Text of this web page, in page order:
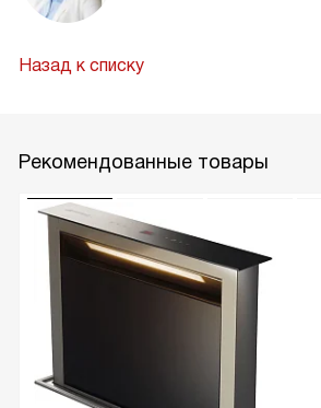
Назад к списку
Рекомендованные товары